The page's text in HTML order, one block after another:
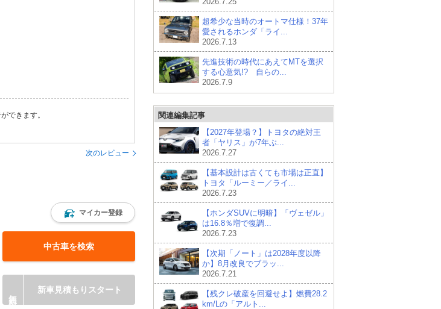
できます。
次のレビュー
マイカー登録
中古車を検索
新車見積もりスタート
超希少な当時のオートマ仕様！37年
愛されるホンダ「ライ...
2026.7.13
先進技術の時代にあえてMTを選択
する心意気!? 自らの...
2026.7.9
関連編集記事
【2027年登場？】トヨタの絶対王
者「ヤリス」が7年ぶ...
2026.7.27
【基本設計は古くても市場は正直】
トヨタ「ルーミー／ライ...
2026.7.23
【ホンダSUVに明暗】「ヴェゼル」
は16.8％増で復調...
2026.7.23
【次期「ノート」は2028年度以降
か】8月改良でブラッ...
2026.7.21
【残クレ破産を回避せよ】燃費28.2
km/Lの「アルト...